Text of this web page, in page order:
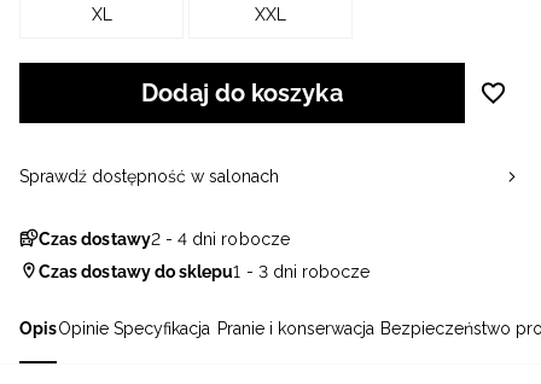
OpisOpinie Specyfikacja Pranie i konserwacja Bezpieczeństwo
XL XXL
Dodaj do koszyka
Czas dostawy2 - 4 dni robocze
Czas dostawy do sklepu1 - 3 dni robocze
Sprawdź dostępność w salonach